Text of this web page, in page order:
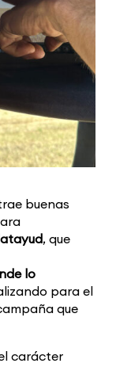
buenas
, que
lo
para el
que
carácter